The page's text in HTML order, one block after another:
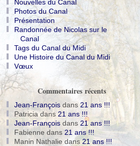
Nouvelles du Canal
Photos du Canal
Présentation
Randonnée de Nicolas sur le
Canal
Tags du Canal du Midi
Une Histoire du Canal du Midi
Vœux
Commentaires récents
Jean-François dans 21 ans !!!
Patriciadans 21 ans !!!
Jean-François dans 21 ans !!!
Fabienne dans 21 ans !!!
Manin Nathalie dans21 ans !!!